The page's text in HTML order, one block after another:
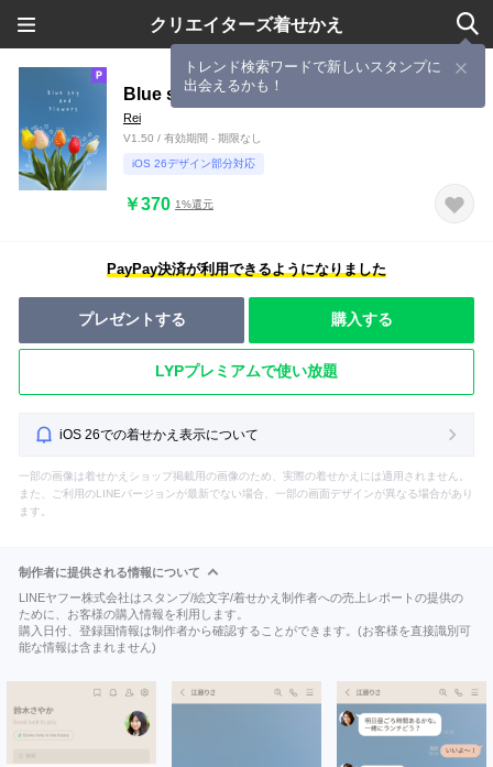
クリエイターズ着せかえ
トレンド検索ワードで新しいスタンプに
出会えるかも！
Blue sky and flowers_03
Rei
V1.50 / 有効期間 - 期限なし
iOS 26デザイン部分対応
￥370 1%還元
PayPay決済が利用できるようになりました
プレゼントする 購入する
LYPプレミアムで使い放題
iOS 26での着せかえ表示について
一部の画像は着せかえショップ掲載用の画像のため、実際の着せかえには適用されません。
また、ご利用のLINEバージョンが最新でない場合、一部の画面デザインが異なる場合があり
ます。
制作者に提供される情報について
LINEヤフー株式会社はスタンプ/絵文字/着せかえ制作者への売上レポートの提供の
ために、お客様の購入情報を利用します。
購入日付、登録国情報は制作者から確認することができます。(お客様を直接識別可
能な情報は含まれません)